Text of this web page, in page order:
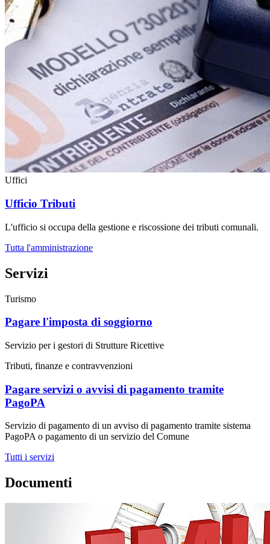
Uffici
Ufficio Tributi
L'ufficio si occupa della gestione e riscossione dei tributi comunali.
Tutta l'amministrazione
Servizi
Turismo
Pagare l'imposta di soggiorno
Servizio per i gestori di Strutture Ricettive
Tributi, finanze e contravvenzioni
Pagare servizi o avvisi di pagamento tramite
PagoPA
Servizio di pagamento di un avviso di pagamento tramite sistema
PagoPA o pagamento di un servizio del Comune
Tutti i servizi
Documenti